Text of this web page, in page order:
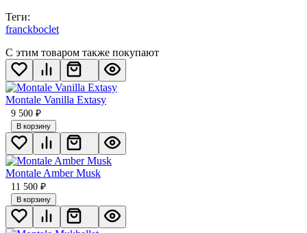
Теги:
franckboclet
С этим товаром также покупают
Montale Vanilla Extasy
9 500 ₽
В корзину
Montale Amber Musk
11 500 ₽
В корзину